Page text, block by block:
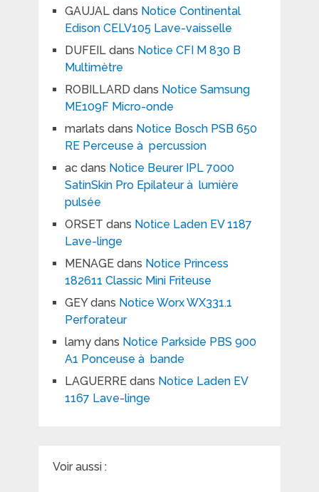
GAUJALdans Notice Continental
Edison CELV105 Lave-vaisselle
DUFEILdans Notice CFI M 830 B
Multimètre
ROBILLARD dans Notice Samsung
ME109F Micro-onde
marlats dans Notice Bosch PSB 650
RE Perceuse à percussion
acdans Notice Beurer IPL 7000
SatinSkin Pro Epilateur à lumière
pulsée
ORSET dans Notice Laden EV 1187
Lave-linge
MENAGEdans Notice Princess
182611 Classic Mini Friteuse
GEYdans Notice Worx WX331.1
Perforateur
lamydans Notice Parkside PBS 900
A1 Ponceuse à bande
LAGUERREdans Notice Laden EV
1167 Lave-linge
Voir aussi :